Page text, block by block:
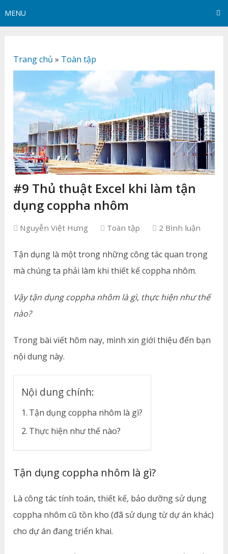
MENU
Trang chủ » Toàn tập
#9 Thủ thuật Excel khi làm tận
dụng coppha nhôm
Nguyễn Việt Hưng Toàn tập 2 Bình luận
Tận dụng là một trong những công tác quan trọng
mà chúng ta phải làm khi thiết kế coppha nhôm.
Vậy tận dụng coppha nhôm là gì, thực hiện như thế
nào?
Trong bài viết hôm nay, mình xin giới thiệu đến bạn
nội dung này.
Nội dung chính:
Tận dụng coppha nhôm là gì?
Thực hiện như thế nào?
Tận dụng coppha nhôm là gì?
Là công tác tính toán, thiết kế, bảo dưỡng sử dụng
coppha nhôm cũ tồn kho (đã sử dụng từ dự án khác)
cho dự án đang triển khai.